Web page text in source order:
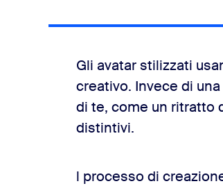
Gli avatar stilizzati
creativo. Invece di
di te, come un ritratto
distintivi.
l processo di